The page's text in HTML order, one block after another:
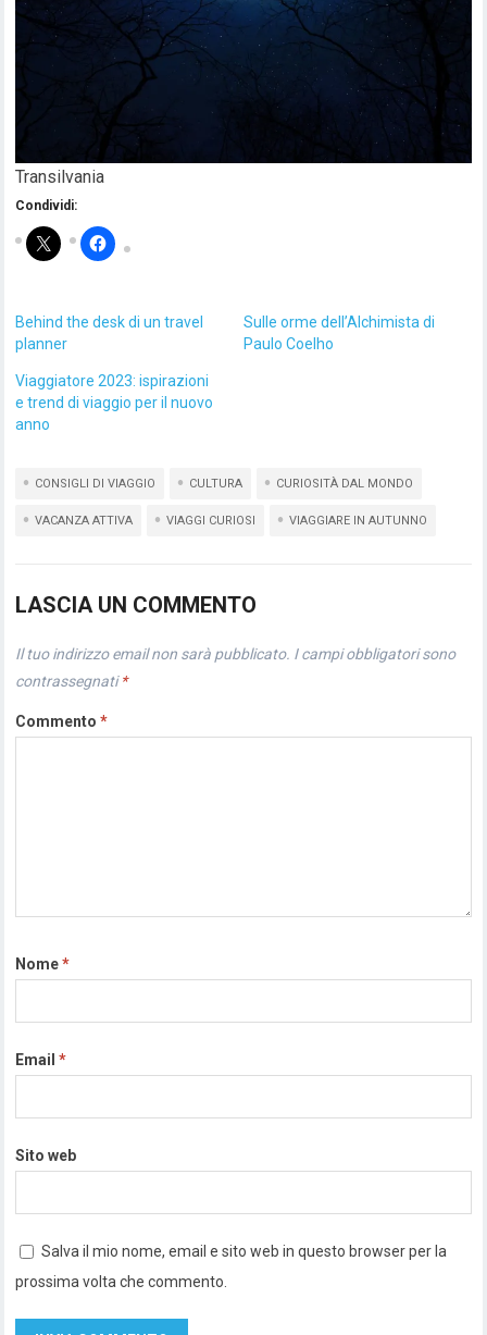
Transilvania
Condividi:
Behind the desk di un travel
planner
Sulle orme dell’Alchimista di
Paulo Coelho
Viaggiatore 2023: ispirazioni
e trend di viaggio per il nuovo
anno
CONSIGLI DI VIAGGIO CULTURA CURIOSITÀ DAL MONDO
VACANZA ATTIVA VIAGGI CURIOSI VIAGGIARE IN AUTUNNO
LASCIA UN COMMENTO
Il tuo indirizzo email non sarà pubblicato. I campi obbligatori sono
contrassegnati*
Commento*
Nome*
Email*
Sito web
Salva il mio nome, email e sito web in questo browser per la
prossima volta che commento.